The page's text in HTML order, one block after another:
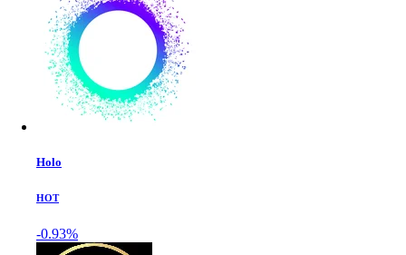
Holo
HOT
-0.93%